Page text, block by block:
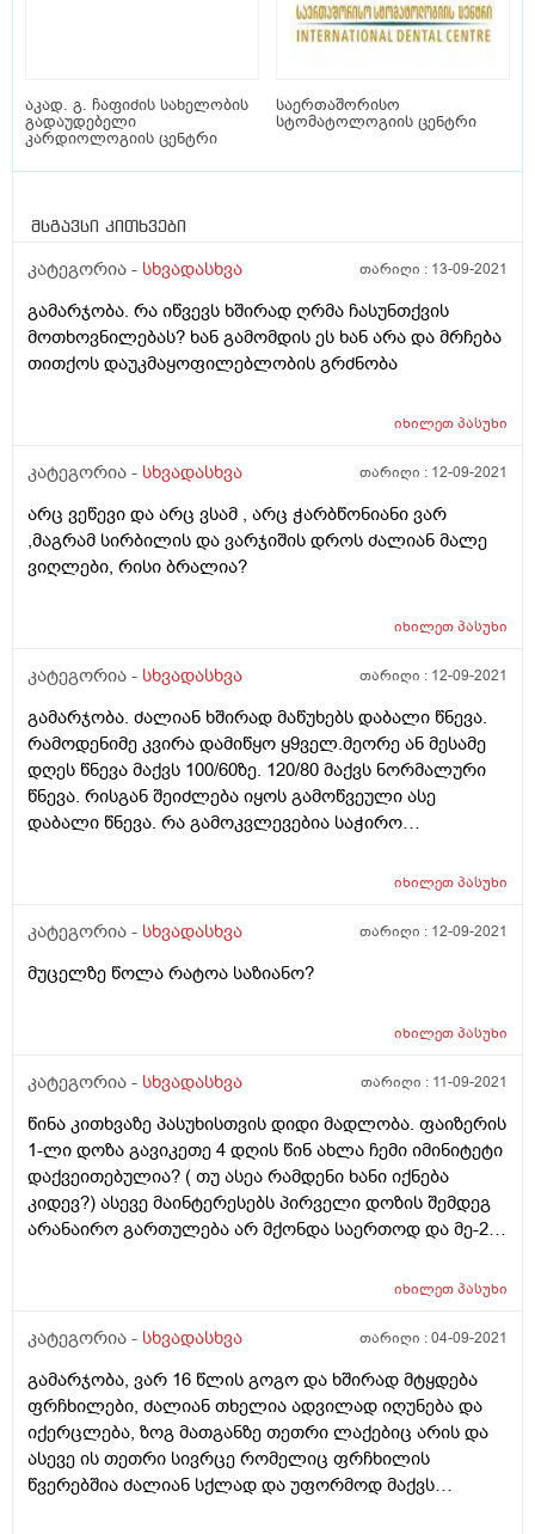
აკად. გ. ჩაფიძის სახელობის
გადაუდებელი
კარდიოლოგიის ცენტრი
საერთაშორისო
სტომატოლოგიის ცენტრი
მსგავსი კითხვები
კატეგორია - სხვადასხვა თარიღი : 13-09-2021
გამარჯობა. რა იწვევს ხშირად ღრმა ჩასუნთქვის
მოთხოვნილებას? ხან გამომდის ეს ხან არა და მრჩება
თითქოს დაუკმაყოფილებლობის გრძნობა
იხილეთპასუხი
კატეგორია - სხვადასხვა თარიღი : 12-09-2021
არც ვეწევი და არც ვსამ , არც ჭარბწონიანი ვარ
,მაგრამ სირბილის და ვარჯიშის დროს ძალიან მალე
ვიღლები, რისი ბრალია?
იხილეთპასუხი
კატეგორია - სხვადასხვა თარიღი : 12-09-2021
გამარჯობა. ძალიან ხშირად მაწუხებს დაბალი წნევა.
რამოდენიმე კვირა დამიწყო ყ9ველ.მეორე ან მესამე
დღეს წნევა მაქვს 100/60ზე. 120/80 მაქვს ნორმალური
წნევა. რისგან შეიძლება იყოს გამოწვეული ასე
დაბალი წნევა. რა გამოკვლევებია საჭირო
რომ იტყვიან ხმაურიანი . თუ ვერ ამოვაბოყინე მაწვება
მაინტერესებს თქვენი პასუხი. რაიმე დაავადებას ხომ
იხილეთპასუხი
კატეგორია - სხვადასხვა თარიღი : 12-09-2021
მუცელზე წოლა რატოა საზიანო?
იხილეთპასუხი
კატეგორია - სხვადასხვა თარიღი : 11-09-2021
წინა კითხვაზე პასუხისთვის დიდი მადლობა. ფაიზერის
1-ლი დოზა გავიკეთე 4 დღის წინ ახლა ჩემი იმინიტეტი
დაქვეითებულია? ( თუ ასეა რამდენი ხანი იქნება
კიდევ?) ასევე მაინტერესებს პირველი დოზის შემდეგ
არანაირო გართულება არ მქონდა საერთოდ და მე-2
გამირთულდეს? ალერგიაზე არ ვამბობ მარტო. ხალხი
ვიცავ უფრო მეტად სახლიდანაც არ გავდივარ.
იხილეთპასუხი
კატეგორია - სხვადასხვა თარიღი :04-09-2021
გამარჯობა, ვარ 16 წლის გოგო და ხშირად მტყდება
ფრჩხილები, ძალიან თხელია ადვილად იღუნება და
იქერცლება, ზოგ მათგანზე თეთრი ლაქებიც არის და
ასევე ის თეთრი სივრცე რომელიც ფრჩხილის
წვერებშია ძალიან სქლად და უფორმოდ მაქვს